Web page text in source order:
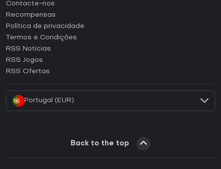
Como ativar uma CD Key Steam?
Como ativar uma CD Key Epic Games?
Como ativar uma CD Key GOG?
Como ativar uma CD Key Ubisoft Connect?
Contacte-nos
Recompensas
Política de privacidade
Termos e Condições
RSS Noticias
RSS Jogos
RSS Ofertas
Portugal (EUR)
Back to the top